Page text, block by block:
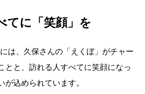
てに「笑顔」を
は、久保さんの「えくぼ」がチャー
とと、訪れる人すべてに笑顔になっ
が込められています。